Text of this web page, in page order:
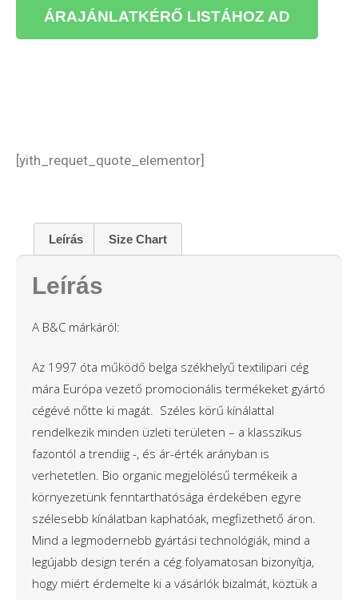
ÁRAJÁNLATKÉRŐ LISTÁHOZ AD
[yith_requet_quote_elementor]
Leírás Size Chart
Leírás
A B&C márkáról:
Az 1997 óta működő belga székhelyű textilipari cég
mára Európa vezető promocionális termékeket gyártó
cégévé nőtte ki magát. Széles körű kínálattal
rendelkezik minden üzleti területen – a klasszikus
fazontól a trendiig -, és ár-érték arányban is
verhetetlen. Bio organic megjelölésű termékeik a
környezetünk fenntarthatósága érdekében egyre
szélesebb kínálatban kaphatóak, megfizethető áron.
Mind a legmodernebb gyártási technológiák, mind a
legújabb design terén a cég folyamatosan bizonyítja,
hogy miért érdemelte ki a vásárlók bizalmát, köztük a